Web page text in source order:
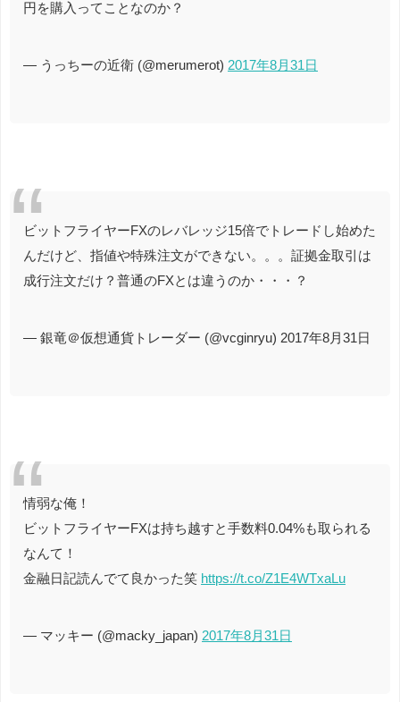
円を購入ってことなのか？
— うっちーの近衛 (@merumerot) 2017年8月31日
ビットフライヤーFXのレバレッジ15倍でトレードし始めた
んだけど、指値や特殊注文ができない。。。証拠金取引は
成行注文だけ？普通のFXとは違うのか・・・？
— 銀竜＠仮想通貨トレーダー (@vcginryu) 2017年8月31日
情弱な俺！
ビットフライヤーFXは持ち越すと手数料0.04%も取られる
なんて！
金融日記読んでて良かった笑 https://t.co/Z1E4WTxaLu
— マッキー (@macky_japan) 2017年8月31日